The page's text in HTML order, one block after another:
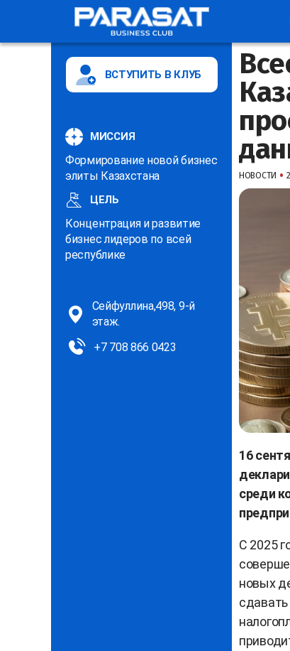
ВСТУПИТЬ В КЛУБ
МИССИЯ
Формирование новой бизнес
элиты Казахстана
ЦЕЛЬ
Концентрация и развитие
бизнес лидеров по всей
республике
Сейфуллина,498, 9-й
этаж.
+7 708 866 0423
НОВОСТИ •
16
среди
С 2025
новых